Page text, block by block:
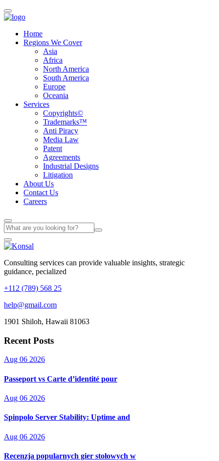
Home
Regions We Cover
Asia
Africa
North America
South America
Europe
Oceania
Services
Copyrights©
Trademarks™
Anti Piracy
Media Law
Patent
Agreements
Industrial Designs
Litigation
About Us
Contact Us
Careers
Consulting services can provide valuable insights, strategic
guidance, pecialized
+112 (789) 568 25
help@gmail.com
1901 Shiloh, Hawaii 81063
Recent Posts
Aug 06 2026
Passeport vs Carte d’identité pour
Aug 06 2026
Spinpolo Server Stability: Uptime and
Aug 06 2026
Recenzja popularnych gier stołowych w